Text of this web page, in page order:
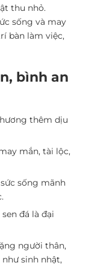
thu nhỏ.
sống và may
bàn làm việc,
bình an
thêm dịu
mắn, tài lộc,
sống mãnh
đá là đại
người thân,
sinh nhật,